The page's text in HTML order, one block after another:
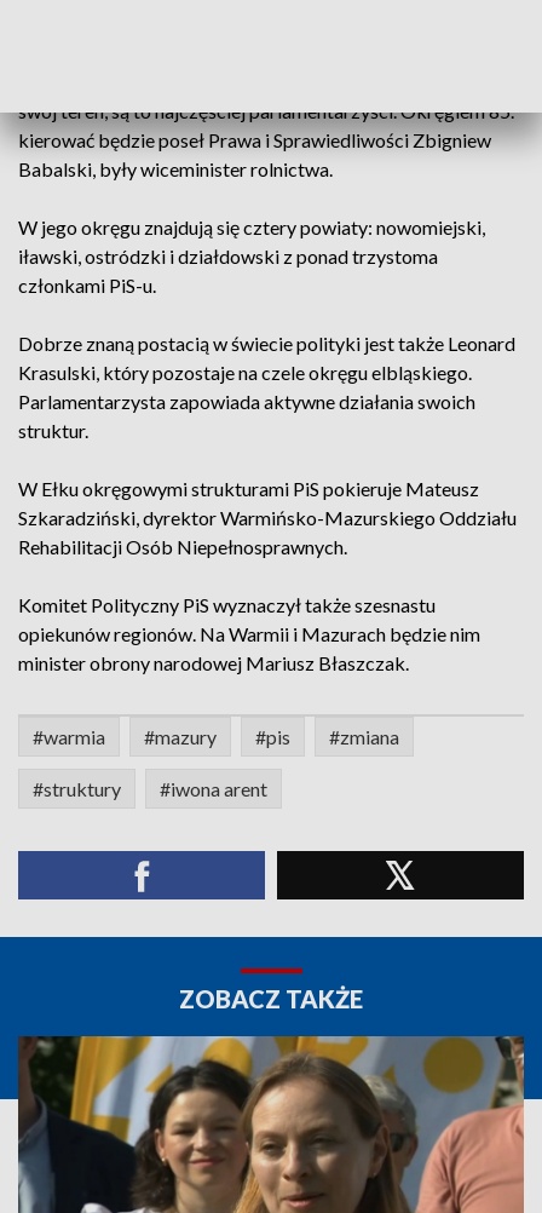
swój teren, są to najczęściej parlamentarzyści. Okręgiem 85.
kierować będzie poseł Prawa i Sprawiedliwości Zbigniew
Babalski, były wiceminister rolnictwa.
W jego okręgu znajdują się cztery powiaty: nowomiejski,
iławski, ostródzki i działdowski z ponad trzystoma
członkami PiS-u.
Dobrze znaną postacią w świecie polityki jest także Leonard
Krasulski, który pozostaje na czele okręgu elbląskiego.
Parlamentarzysta zapowiada aktywne działania swoich
struktur.
W Ełku okręgowymi strukturami PiS pokieruje Mateusz
Szkaradziński, dyrektor Warmińsko-Mazurskiego Oddziału
Rehabilitacji Osób Niepełnosprawnych.
Komitet Polityczny PiS wyznaczył także szesnastu
opiekunów regionów. Na Warmii i Mazurach będzie nim
minister obrony narodowej Mariusz Błaszczak.
#warmia #mazury #pis #zmiana
#struktury #iwona arent
ZOBACZ TAKŻE